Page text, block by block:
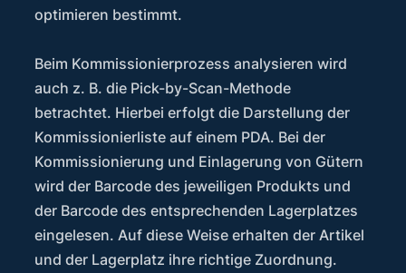
optimieren bestimmt.
Beim Kommissionierprozess analysieren wird
auch z. B. die Pick-by-Scan-Methode
betrachtet. Hierbei erfolgt die Darstellung der
Kommissionierliste auf einem PDA. Bei der
Kommissionierung und Einlagerung von Gütern
wird der Barcode des jeweiligen Produkts und
der Barcode des entsprechenden Lagerplatzes
eingelesen. Auf diese Weise erhalten der Artikel
und der Lagerplatz ihre richtige Zuordnung.